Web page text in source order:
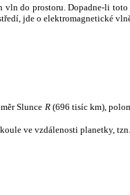
do prostoru. Dopadne-li
jde o elektromagnetické
Slunce R(696 tisíc km),
ve vzdálenosti planetky, tzn.